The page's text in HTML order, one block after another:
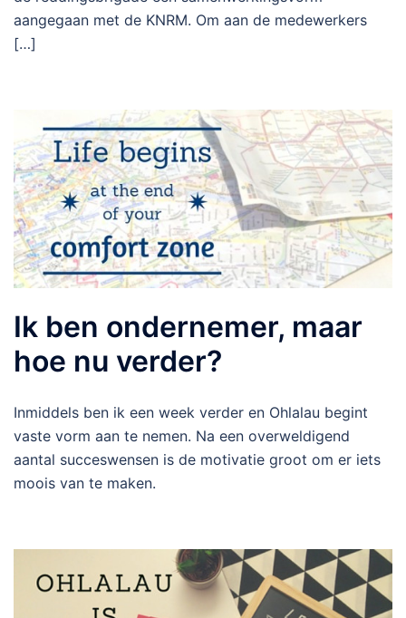
aangegaan met de KNRM. Om aan de medewerkers
[…]
Ik ben ondernemer, maar
hoe nu verder?
Inmiddels ben ik een week verder en Ohlalau begint
vaste vorm aan te nemen. Na een overweldigend
aantal succeswensen is de motivatie groot om er iets
moois van te maken.